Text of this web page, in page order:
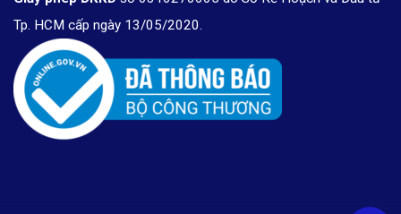
Tp. HCM cấp ngày 13/05/2020.